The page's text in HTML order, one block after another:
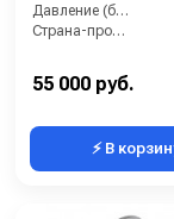
Давление (бар):
Страна-производитель:
55 000 руб.
⚡ В